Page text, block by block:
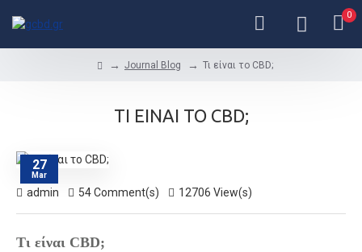
0
Journal Blog Τι είναι το CBD;
ΤΙ ΕΊΝΑΙ ΤΟ CBD;
27
Mar
admin 54 Comment(s) 12706 View(s)
Τι είναι CBD;